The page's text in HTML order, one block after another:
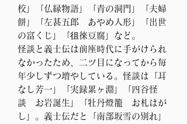
校」「仏縁物語」「青の洞門」「夫婦
餅」「左甚五郎 あやめ人形」「出世
の富くじ」「徂徠豆腐」など。
怪談と義士伝は前座時代に手がけられ
なかったため、二ツ目になってから毎
年少しずつ増やしている。怪談は「耳
なし芳一」「実録累ヶ淵」「四谷怪
談 お岩誕生」「牡丹燈籠 お札はが
し」。義士伝だと「南部坂雪の別れ」